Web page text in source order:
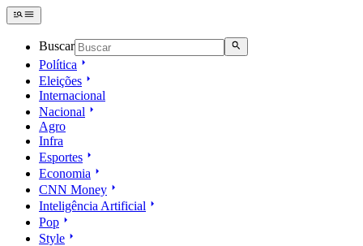
Buscar
Política
Eleições
Internacional
Nacional
Agro
Infra
Esportes
Economia
CNN Money
Inteligência Artificial
Pop
Style